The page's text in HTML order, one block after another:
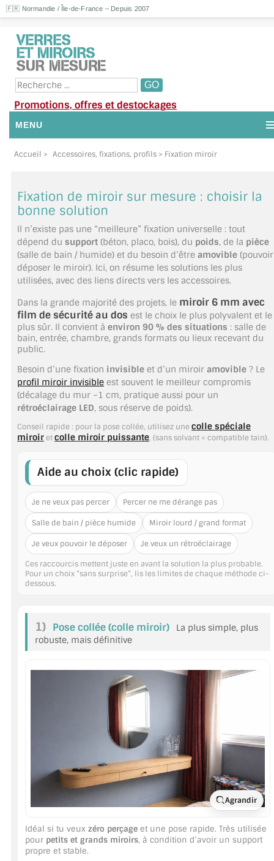
🇫🇷 Normandie / Île-de-France – Depuis 2007
Promotions, offres et destockages
MENU
NOUS CONTACTER
DEMANDE DE DEVIS
SUIVI DE DEVIS
SUIVI DE COMMANDE
TOUS LES TARIFS AU M2
GUIDE : CHOIX PAR UTILISATION
INSPIRATIONS ET NOUVEAUTÉS
AMBIANCE LAITON BROSSÉ
MIROIRS VIEILLIS AMBIANCE BRASSERIE
MIROIR SUR MESURE
MIROIR DÉCORATIF DE COULEUR
LOTS DE MIROIRS EN MOZAÏQUE
MIROIR POUR PORTE
MIROIR DE SALLE DE BAIN
MIROIR PAROI DE DOUCHE
MIROIR POUR SALLE DE SPORT
MIROIR POUR SALLE DE DANSE
VERRE SUR MESURE
VERRE EXTRACLAIR
VERRE TREMPÉ (SÉCURIT)
PAROI DE DOUCHE
VERRE FEUILLETÉ
VERRE ANTI-REFLET
Accueil > Accessoires, fixations, profils > Fixation miroir
Fixation de miroir sur mesure : choisir la
bonne solution
Il n’existe pas une “meilleure” fixation universelle : tout
dépend du support (béton, placo, bois), du poids, de la pièce
(salle de bain / humide) et du besoin d’être amovible (pouvoir
déposer le miroir). Ici, on résume les solutions les plus
utilisées, avec des liens directs vers les accessoires.
Dans la grande majorité des projets, le miroir 6 mm avec
film de sécurité au dos est le choix le plus polyvalent et le
plus sûr. Il convient à environ 90 % des situations : salle de
bain, entrée, chambre, grands formats ou lieux recevant du
public.
Besoin d’une fixation invisible et d’un miroir amovible ? Le
profil miroir invisible est souvent le meilleur compromis
(décalage du mur ~1 cm, pratique aussi pour un
rétroéclairage LED, sous réserve de poids).
Conseil rapide : pour la pose collée, utilisez une colle spéciale
miroiretcolle miroir puissante, (sans solvant = compatible tain).
Aide au choix (clic rapide)
Je ne veux pas percer Percer ne me dérange pas
Salle de bain / pièce humide Miroir lourd / grand format
Je veux pouvoir le déposer Je veux un rétroéclairage
Ces raccourcis mettent juste en avant la solution la plus probable.
Pour un choix “sans surprise”, lis les limites de chaque méthode ci-
dessous.
1) Pose collée (colle miroir)
La plus simple, plus
robuste, mais définitive
Agrandir
Idéal si tu veux zéro perçage et une pose rapide. Très utilisée
pour petits et grands miroirs, à condition d’avoir un support
propre et stable.